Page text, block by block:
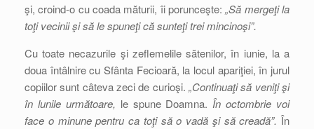
şi, croind-o cu coada măturii, îi porunceşte:„Să mergeţi la
toţi vecinii şi să le spuneţi că sunteţi trei mincinoşi”.
Cu toate necazurile şi zeflemelile sătenilor, în iunie, la a
doua întâlnire cu Sfânta Fecioară, la locul apariţiei, în jurul
copiilor sunt câteva zeci de curioşi. „Continuaţi să veniţi şi
în lunile următoare, le spune Doamna. În octombrie voi
face o minune pentru ca toţi să o vadă şi să creadă”. În